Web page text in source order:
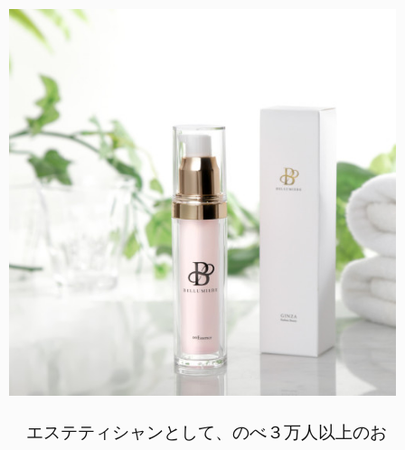
エステティシャンとして、のべ３万人以上のお